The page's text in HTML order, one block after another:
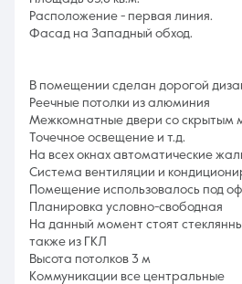
Расположение - первая линия.
Фасад на Западный обход.
В помещении сделан дорогой
Реечные потолки из алюминия
Межкомнатные двери со скрытым
Точечное освещение и т.д.
На всех окнах автоматические
Система вентиляции и
Помещение использовалось под
Планировка условно-свободная
На данный момент стоят
также из ГКЛ
Высота потолков 3 м
Коммуникации все центральные